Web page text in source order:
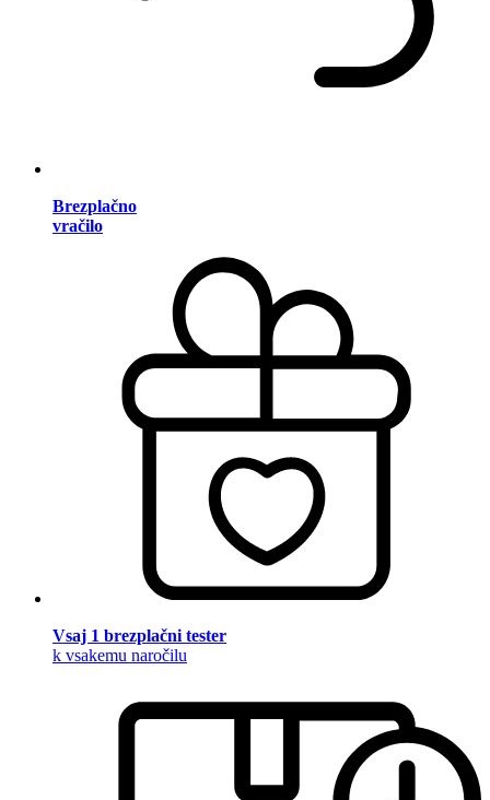
Brezplačno
vračilo
Vsaj 1 brezplačni tester
k vsakemu naročilu